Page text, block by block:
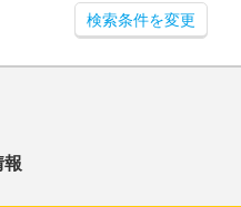
検索条件を変更
報